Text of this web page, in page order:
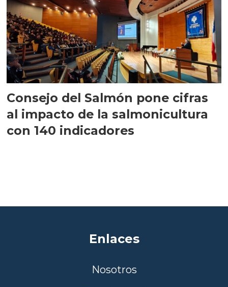
Consejo del Salmón pone cifras
al impacto de la salmonicultura
con 140 indicadores
Enlaces
Nosotros